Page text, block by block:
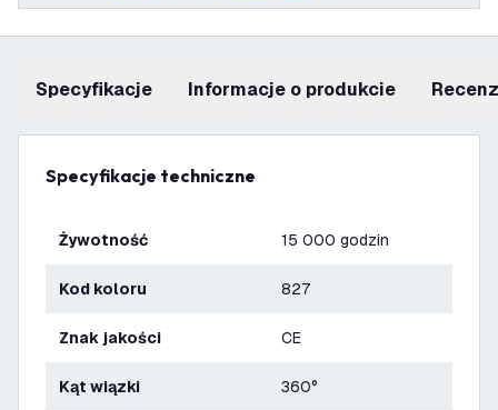
Specyfikacje informacje o produkcie
Specyfikacje techniczne
Żywotność 15 000 godzin
Kod koloru 827
Znak jakości CE
Kąt wiązki 360°